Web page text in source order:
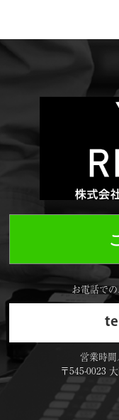
お電話で
営業時間
〒545-0023